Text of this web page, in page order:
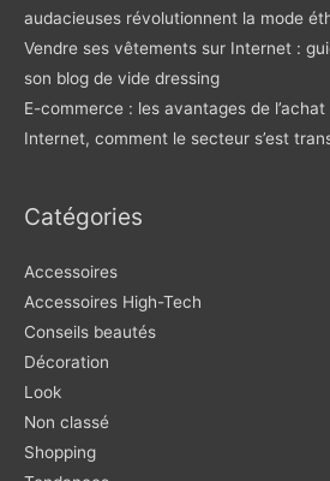
audacieuses révolutionnent la mode
Vendre ses vêtements sur Internet :
son blog de vide dressing
E-commerce : les avantages de
Internet, comment le secteur s’est
Catégories
Accessoires
Accessoires High-Tech
Conseils beautés
Décoration
Look
Non classé
Shopping